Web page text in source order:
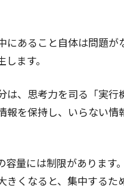
にあること自体は問題
ます。
、思考力を司る「実行
報を保持し、いらない情
量には制限があります。
きくなると、集中する